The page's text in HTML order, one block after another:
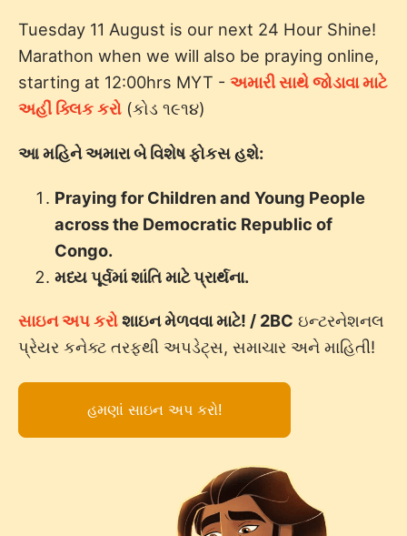
Tuesday 11 August is our next 24 Hour Shine!
Marathon when we will also be praying online,
starting at 12:00hrs MYT - અમારી સાથે જોડાવા માટે
અહીં ક્લિક કરો (કોડ ૧૯૧૪)
આ મહિને અમારા બે વિશેષ ફોકસ હશે:
Praying for Children and Young People
across the Democratic Republic of
Congo.
મધ્ય પૂર્વમાં શાંતિ માટે પ્રાર્થના.
સાઇન અપ કરોશાઇન મેળવવા માટે! / 2BC ઇન્ટરનેશનલ
પ્રેયર કનેક્ટ તરફથી અપડેટ્સ, સમાચાર અને માહિતી!
હમણાં સાઇન અપ કરો!